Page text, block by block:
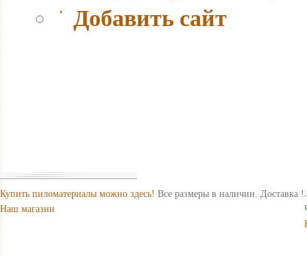
Добавить сайт
Купить пиломатериалы можно здесь! Все размеры в наличии. Доставка !
Наш магазин